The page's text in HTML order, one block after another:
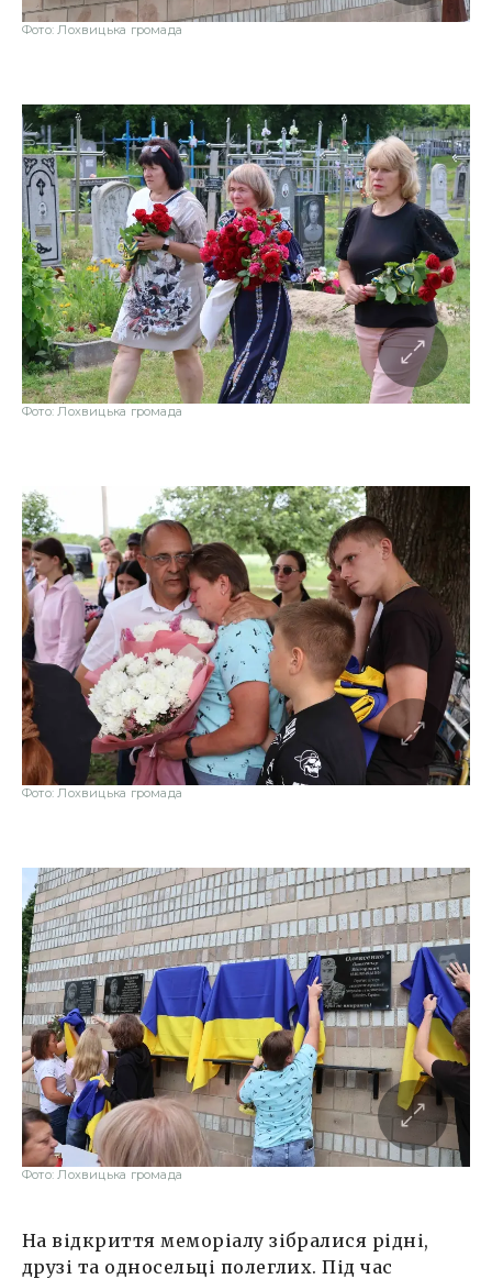
Фото: Лохвицька громада
Фото: Лохвицька громада
Фото: Лохвицька громада
Фото: Лохвицька громада
На відкриття меморіалу зібралися рідні,
друзі та односельці полеглих. Під час